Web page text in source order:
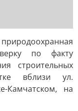
по факту
строительных
вблизи ул.
Камчатском, на